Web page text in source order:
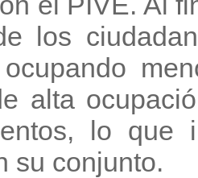
los
ocupando
alta
lo que
su conjunto.